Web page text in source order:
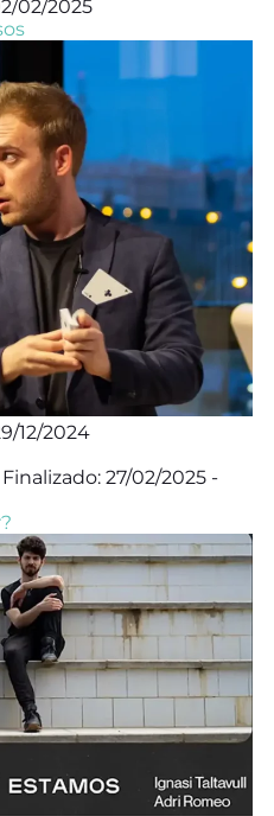
02/2025
12/2024
Finalizado: 27/02/2025 -